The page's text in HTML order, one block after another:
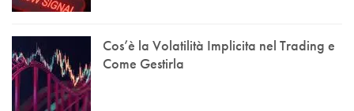
Cos’è la Volatilità Implicita nel Trading e
Come Gestirla